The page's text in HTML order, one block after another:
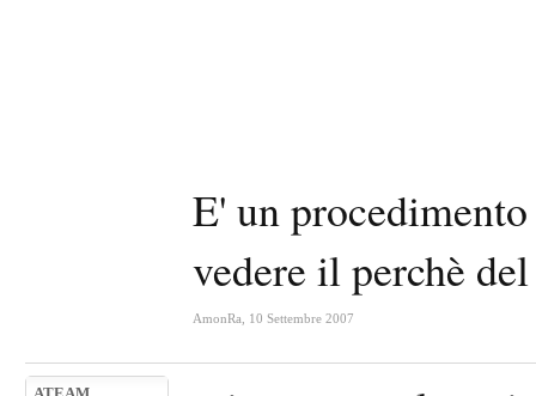
E' un
vedere il perchè
AmonRa 10 Settembre 2007